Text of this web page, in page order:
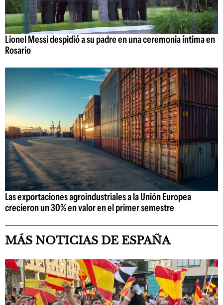
Lionel Messi despidió a su padre en una ceremonia íntima en
Rosario
Las exportaciones agroindustriales a la Unión Europea
crecieron un 30% en valor en el primer semestre
MÁS NOTICIAS DE ESPAÑA